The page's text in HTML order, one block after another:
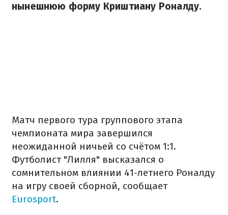
нынешнюю форму Криштиану Роналду.
Матч первого тура группового этапа
чемпионата мира завершился
неожиданной ничьей со счётом 1:1.
Футболист "Лилля" высказался о
сомнительном влиянии 41-летнего Роналду
на игру своей сборной, сообщает
Eurosport.